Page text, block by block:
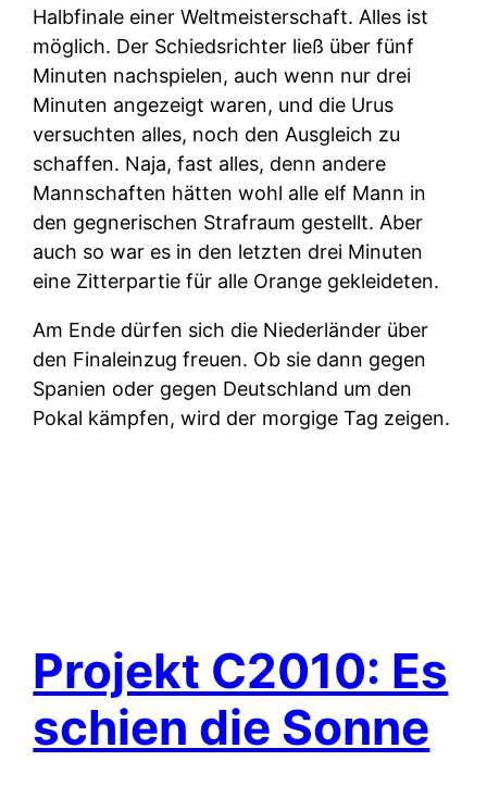
Halbfinale einer Weltmeisterschaft. Alles ist
möglich. Der Schiedsrichter ließ über fünf
Minuten nachspielen, auch wenn nur drei
Minuten angezeigt waren, und die Urus
versuchten alles, noch den Ausgleich zu
schaffen. Naja, fast alles, denn andere
Mannschaften hätten wohl alle elf Mann in
den gegnerischen Strafraum gestellt. Aber
auch so war es in den letzten drei Minuten
eine Zitterpartie für alle Orange gekleideten.
Am Ende dürfen sich die Niederländer über
den Finaleinzug freuen. Ob sie dann gegen
Spanien oder gegen Deutschland um den
Pokal kämpfen, wird der morgige Tag zeigen.
Projekt C2010: Es
schien die Sonne